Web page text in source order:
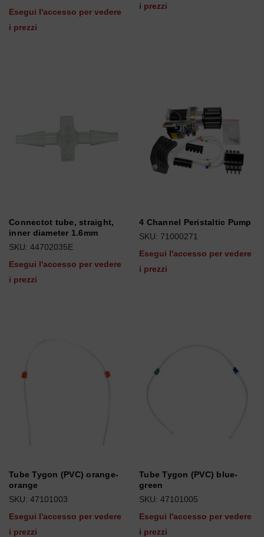
Esegui l'accesso per vedere
i prezzi
i prezzi
Connectot tube, straight,
inner diameter 1.6mm
SKU: 44702035E
Esegui l'accesso per vedere
i prezzi
4 Channel Peristaltic Pump
SKU: 71000271
Esegui l'accesso per vedere
i prezzi
Tube Tygon (PVC) orange-
orange
SKU: 47101003
Esegui l'accesso per vedere
i prezzi
Tube Tygon (PVC) blue-
green
SKU: 47101005
Esegui l'accesso per vedere
i prezzi